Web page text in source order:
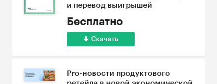
и перевод выигрышей
Бесплатно
Скачать
Pro-новости продуктового